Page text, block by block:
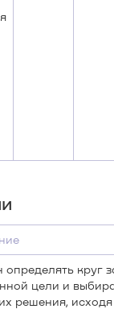
определять круг
цели и
решения,